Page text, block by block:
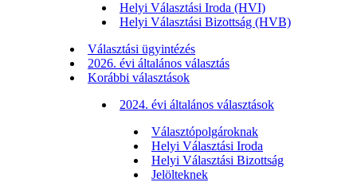
Helyi Választási Iroda (HVI)
Helyi Választási Bizottság (HVB)
Választási ügyintézés
2026. évi általános választás
Korábbi választások
2024. évi általános választások
Választópolgároknak
Helyi Választási Iroda
Helyi Választási Bizottság
Jelölteknek